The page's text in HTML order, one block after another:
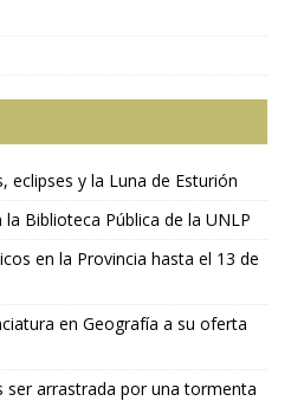
eclipses y la Luna de Esturión
Biblioteca Pública de la UNLP
en la Provincia hasta el 13 de
en Geografía a su oferta
ser arrastrada por una tormenta